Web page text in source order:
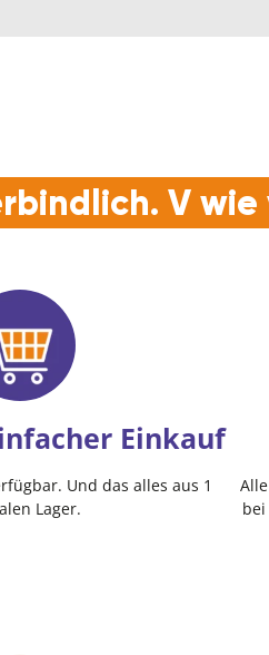
V
Einkauf
Und das alles aus 1
Lager.